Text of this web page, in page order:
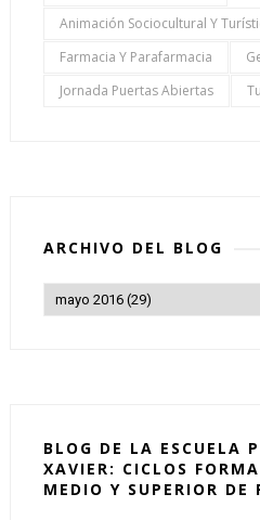
Animación Sociocultural Y
Farmacia Y Parafarmacia
Jornada Puertas Abiertas
ARCHIVO DEL BLOG
BLOG DE LA ESCUELA
XAVIER: CICLOS
MEDIO Y SUPERIOR DE